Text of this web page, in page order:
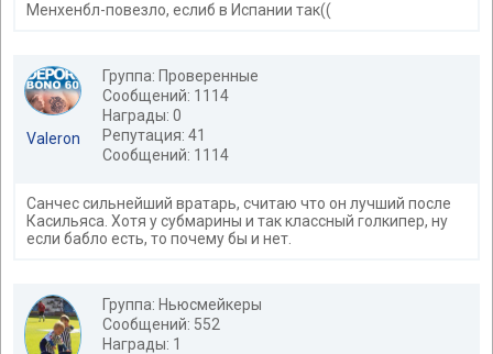
Менхенбл-повезло, еслиб в Испании так((
Valeron
Группа: Проверенные
Сообщений: 1114
Награды: 0
Репутация: 41
Сообщений: 1114
Санчес сильнейший вратарь, считаю что он лучший после
Касильяса. Хотя у субмарины и так классный голкипер, ну
если бабло есть, то почему бы и нет.
Группа: Ньюсмейкеры
Сообщений: 552
Награды: 1